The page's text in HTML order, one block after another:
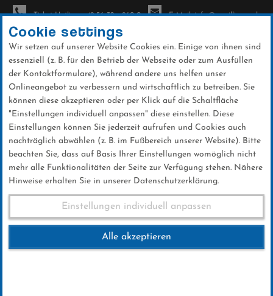
Direkt
zum
Inhalt
Ticket-Hotline: +49 56 32 - 960-0 E-Mail: info@sc-willingen.de
News
Skiflug-WM am Kulm in Bad
Mitterndorf: Slowenien holt
Team-Titel
Cookie settings
Wir setzen auf unserer Website Cookies ein. Einige von ihnen sind
essenziell (z. B. für den Betrieb der Webseite oder zum Ausfüllen
der Kontaktformulare), während andere uns helfen unser
Onlineangebot zu verbessern und wirtschaftlich zu betreiben. Sie
können diese akzeptieren oder per Klick auf die Schaltfläche
"Einstellungen individuell anpassen" diese einstellen. Diese
Einstellungen können Sie jederzeit aufrufen und Cookies auch
nachträglich abwählen (z. B. im Fußbereich unserer Website). Bitte
beachten Sie, dass auf Basis Ihrer Einstellungen womöglich nicht
mehr alle Funktionalitäten der Seite zur Verfügung stehen. Nähere
Hinweise erhalten Sie in unserer Datenschutzerklärung.
Einstellungen individuell anpassen
Alle akzeptieren